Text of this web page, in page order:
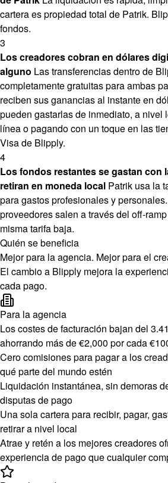
cartera es propiedad total de Patrik.
fondos.
3
Los creadores cobran en dólares
alguno Las transferencias dentro de
completamente gratuitas para ambas
reciben sus ganancias al instante en
pueden gastarlas de inmediato, a nivel
línea o pagando con un toque en las
Visa de Blipply.
4
Los fondos restantes se gastan con
retiran en moneda local Patrik usa la
para gastos profesionales y
proveedores salen a través del off-
misma tarifa baja.
Quién se beneficia
Mejor para la agencia. Mejor para el
El cambio a Blipply mejora la
cada pago.
Para la agencia
Los costes de facturación bajan del
ahorrando más de €2,000 por cada
Cero comisiones para pagar a los
qué parte del mundo estén
Liquidación instantánea, sin demoras
disputas de pago
Una sola cartera para recibir, pagar,
retirar a nivel local
Atrae y retén a los mejores creadores
experiencia de pago que cualquier